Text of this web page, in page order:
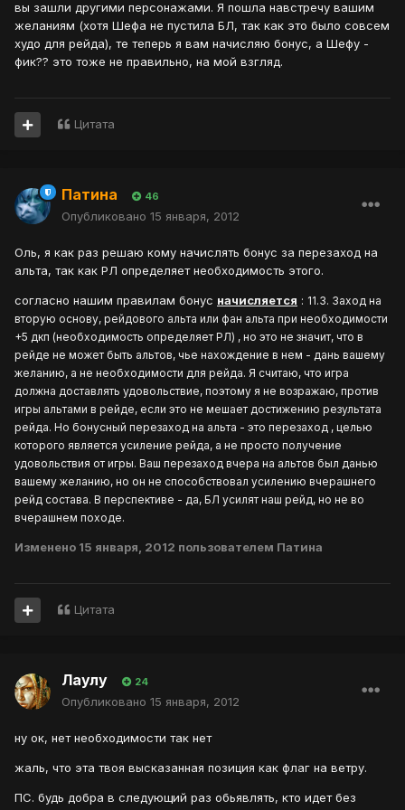
вы зашли другими персонажами. Я пошла навстречу вашим
желаниям (хотя Шефа не пустила БЛ, так как это было совсем
худо для рейда), те теперь я вам начисляю бонус, а Шефу -
фик?? это тоже не правильно, на мой взгляд.
Цитата
Патина 46
Опубликовано 15 января, 2012
Оль, я как раз решаю кому начислять бонус за перезаход на
альта, так как РЛ определяет необходимость этого.
согласно нашим правилам бонус начисляется : 11.3. Заход на
вторую основу, рейдового альта или фан альта при необходимости
+5 дкп (необходимость определяет РЛ) , но это не значит, что в
рейде не может быть альтов, чье нахождение в нем - дань вашему
желанию, а не необходимости для рейда. Я считаю, что игра
должна доставлять удовольствие, поэтому я не возражаю, против
игры альтами в рейде, если это не мешает достижению результата
рейда. Но бонусный перезаход на альта - это перезаход , целью
которого является усиление рейда, а не просто получение
удовольствия от игры. Ваш перезаход вчера на альтов был данью
вашему желанию, но он не способствовал усилению вчерашнего
рейд состава. В перспективе - да, БЛ усилят наш рейд, но не во
вчерашнем походе.
Изменено 15 января, 2012 пользователем Патина
Цитата
Лаулу 24
Опубликовано 15 января, 2012
ну ок, нет необходимости так нет
жаль, что эта твоя высказанная позиция как флаг на ветру.
ПС. будь добра в следующий раз обьявлять, кто идет без